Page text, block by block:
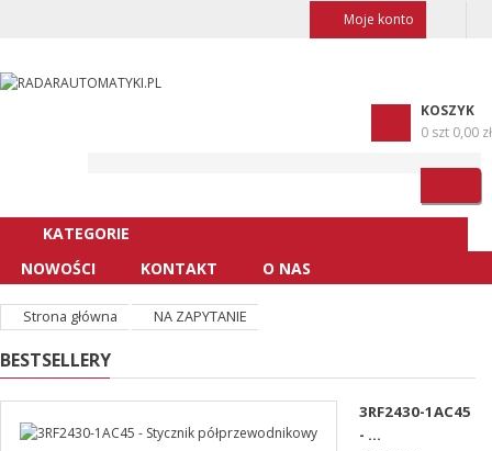
Moje konto
KOSZYK
0 szt 0,00 zł
KATEGORIE
NOWOŚCI
KONTAKT O NAS
Strona główna NA ZAPYTANIE
BESTSELLERY
3RF2430-1AC45
- ...